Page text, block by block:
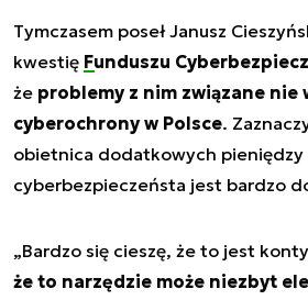
Tymczasem poseł Janusz
kwestię Funduszu
że problemy z nim związane nie
cyberochrony w Polsce.
obietnica dodatkowych
cyberbezpieczeństa jest bardzo
„Bardzo się cieszę, że to jest
że to narzędzie może niezbyt